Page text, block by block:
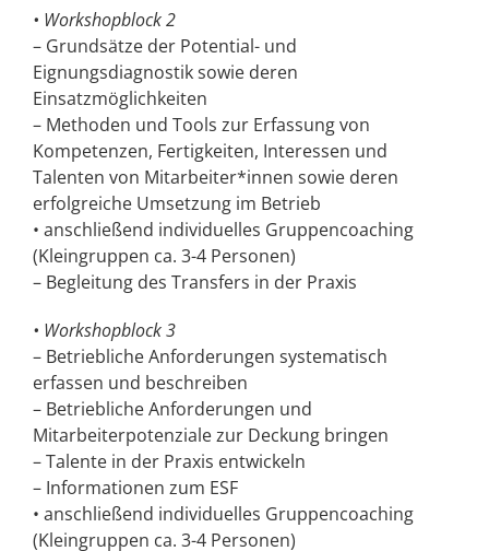
• Workshopblock 2
– Grundsätze der Potential- und
Eignungsdiagnostik sowie deren
Einsatzmöglichkeiten
– Methoden und Tools zur Erfassung von
Kompetenzen, Fertigkeiten, Interessen und
Talenten von Mitarbeiter*innen sowie deren
erfolgreiche Umsetzung im Betrieb
• anschließend individuelles Gruppencoaching
(Kleingruppen ca. 3-4 Personen)
– Begleitung des Transfers in der Praxis
• Workshopblock 3
– Betriebliche Anforderungen systematisch
erfassen und beschreiben
– Betriebliche Anforderungen und
Mitarbeiterpotenziale zur Deckung bringen
– Talente in der Praxis entwickeln
– Informationen zum ESF
• anschließend individuelles Gruppencoaching
(Kleingruppen ca. 3-4 Personen)